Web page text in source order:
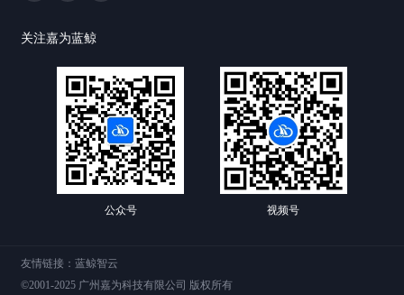
关注嘉为蓝鲸
公众号 视频号
友情链接：蓝鲸智云
©2001-2025 广州嘉为科技有限公司 版权所有